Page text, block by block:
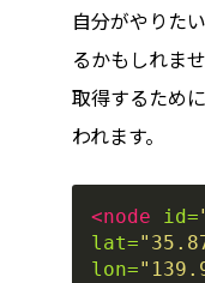
自分がやりた
るかもしれま
取得するため
われます。
<node id=
lat=
lon=